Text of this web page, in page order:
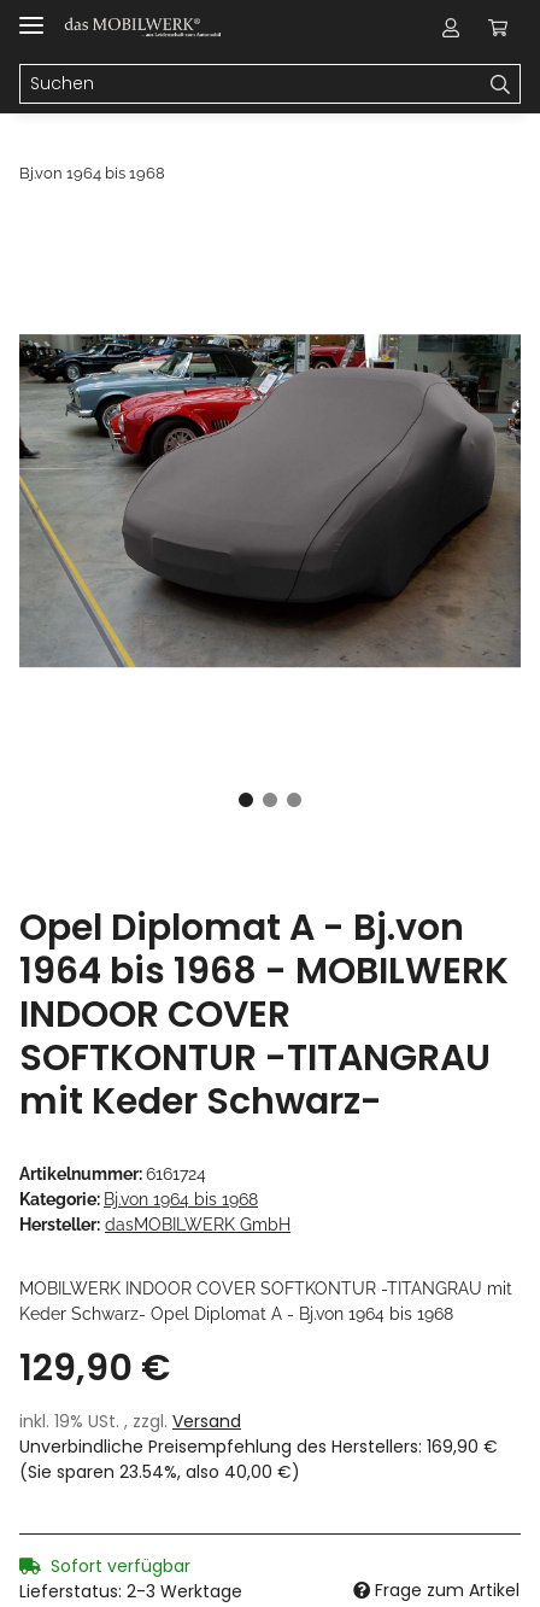
Bj.von 1964 bis 1968
Opel Diplomat A - Bj.von
1964 bis 1968 - MOBILWERK
INDOOR COVER
SOFTKONTUR -TITANGRAU
mit Keder Schwarz-
Artikelnummer:6161724
Kategorie: Bj.von 1964 bis 1968
Hersteller: dasMOBILWERK GmbH
MOBILWERK INDOOR COVER SOFTKONTUR -TITANGRAU mit
Keder Schwarz- Opel Diplomat A - Bj.von 1964 bis 1968
129,90 €
inkl. 19% USt. , zzgl. Versand
Unverbindliche Preisempfehlung des Herstellers: 169,90 €
(Sie sparen 23.54%, also 40,00 €)
Sofort verfügbar
Lieferstatus: 2-3 Werktage
Frage zum Artikel